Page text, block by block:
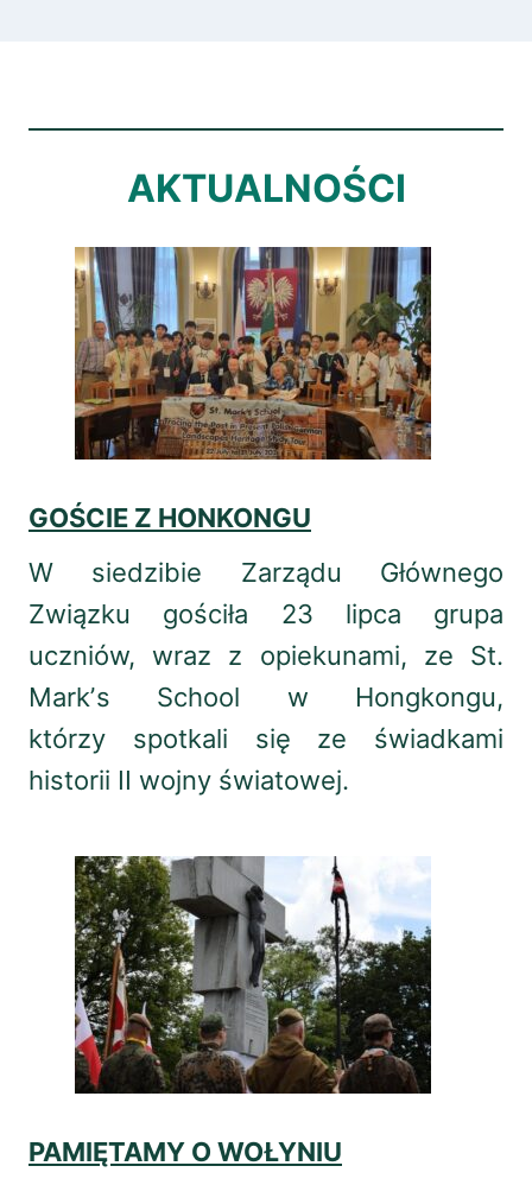
AKTUALNOŚCI
GOŚCIE Z HONKONGU
W siedzibie Zarządu Głównego
Związku gościła 23 lipca grupa
uczniów, wraz z opiekunami, ze St.
Markʼs School w Hongkongu,
którzy spotkali się ze świadkami
historii II wojny światowej.
PAMIĘTAMY O WOŁYNIU